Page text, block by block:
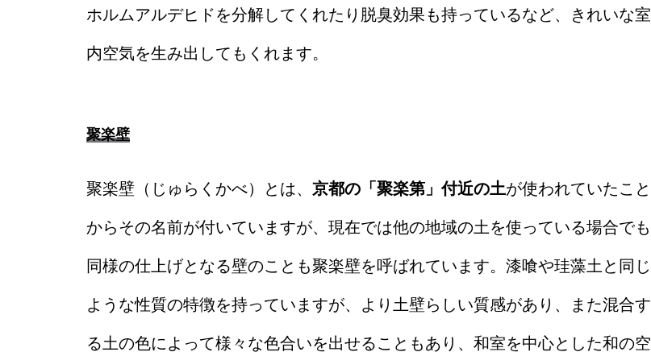
ホルムアルデヒドを分解してくれたり脱臭効果も持っているなど、きれいな室
内空気を生み出してもくれます。
聚楽壁
聚楽壁（じゅらくかべ）とは、 京都の「聚楽第」付近の土が使われていたこと
からその名前が付いていますが、現在では他の地域の土を使っている場合でも
同様の仕上げとなる壁のことも聚楽壁を呼ばれています。漆喰や珪藻土と同じ
ような性質の特徴を持っていますが、より土壁らしい質感があり、また混合す
る土の色によって様々な色合いを出せることもあり、和室を中心とした和の空